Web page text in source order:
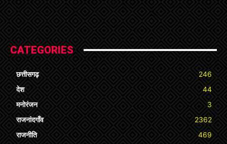
CATEGORIES
छत्तीसगढ़
246
देश
44
मनोरंजन
3
राजनांदगाँव
2362
राजनीति
469